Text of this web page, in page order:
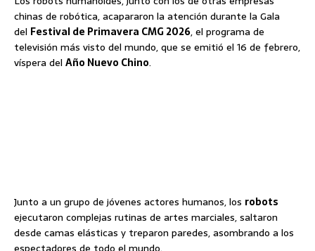
chinas de robótica, acapararon la atención durante la Gala
del Festival de Primavera CMG 2026, el programa de
televisión más visto del mundo, que se emitió el 16 de febrero,
víspera del Año Nuevo Chino.
Junto a un grupo de jóvenes actores humanos, los robots
ejecutaron complejas rutinas de artes marciales, saltaron
desde camas elásticas y treparon paredes, asombrando a los